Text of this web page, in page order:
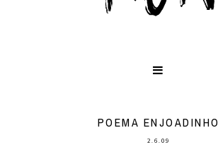
POEMA ENJOADINHO
2.6.09